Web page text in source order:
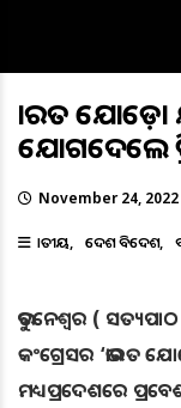
ଭାରତ
ଯୋଗଦେଲେ
November 24,
ଜାତୀୟ ଦେଶ ବିଦେଶ
ଭୁବନେଶ୍ୱର (
କଂଗ୍ରେସର ‘ଭାରତ
ମଧ୍ୟପ୍ରଦେଶରେ